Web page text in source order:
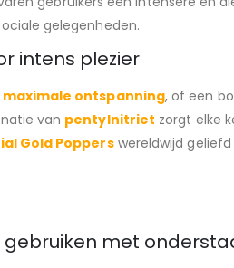
gelegenheden.
intens plezier
maximale ontspanning, of een
van pentylnitriet zorgt elke
Gold Popperswereldwijd
gebruiken met